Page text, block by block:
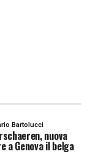
Bartolucci
nuova
Genova il belga